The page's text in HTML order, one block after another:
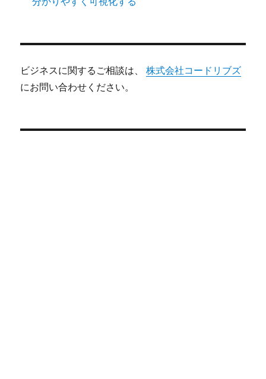
ビジネスに関するご相談は、株式会社コードリブズ
にお問い合わせください。